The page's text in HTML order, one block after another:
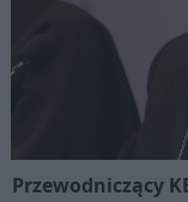
Przewodniczący